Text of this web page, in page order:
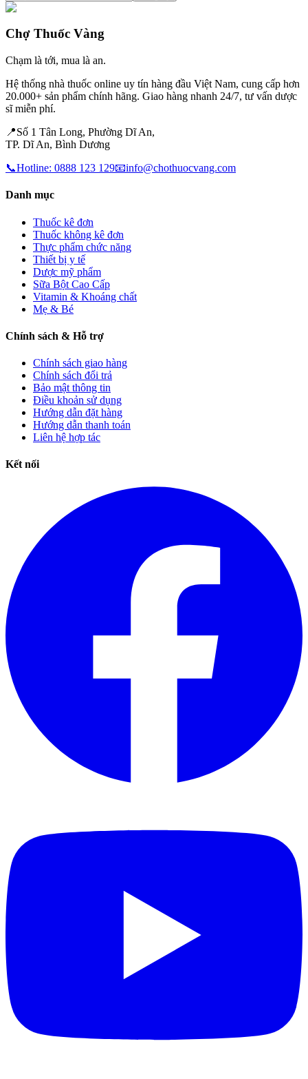
Chợ Thuốc Vàng
Chạm là tới, mua là an.
Hệ thống nhà thuốc online uy tín hàng đầu Việt Nam, cung cấp hơn
20.000+ sản phẩm chính hãng. Giao hàng nhanh 24/7, tư vấn dược
sĩ miễn phí.
📍Số 1 Tân Long, Phường Dĩ An,
TP. Dĩ An, Bình Dương
📞Hotline: 0888 123 129📧info@chothuocvang.com
Danh mục
Thuốc kê đơn
Thuốc không kê đơn
Thực phẩm chức năng
Thiết bị y tế
Dược mỹ phẩm
Sữa Bột Cao Cấp
Vitamin & Khoáng chất
Mẹ & Bé
Chính sách & Hỗ trợ
Chính sách giao hàng
Chính sách đổi trả
Bảo mật thông tin
Điều khoản sử dụng
Hướng dẫn đặt hàng
Hướng dẫn thanh toán
Liên hệ hợp tác
Kết nối